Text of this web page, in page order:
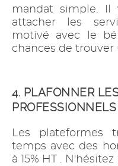
mandat simple. Il
attacher les
motivé avec le
chances de
4. PLAFONNER
PROFESSIONNELS
Les plateformes
temps avec des
à 15% HT .